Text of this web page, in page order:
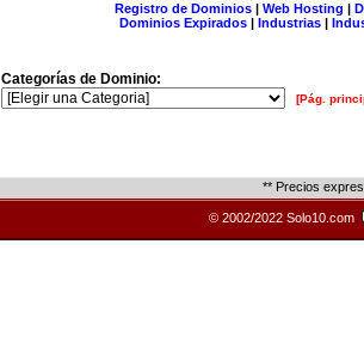
Registro de Dominios| Web Hosting |
Dominios Expirados | Industrias |
Categorías de Dominio:
[Pág.
** Precios
© 2002/2022 Solo10.com